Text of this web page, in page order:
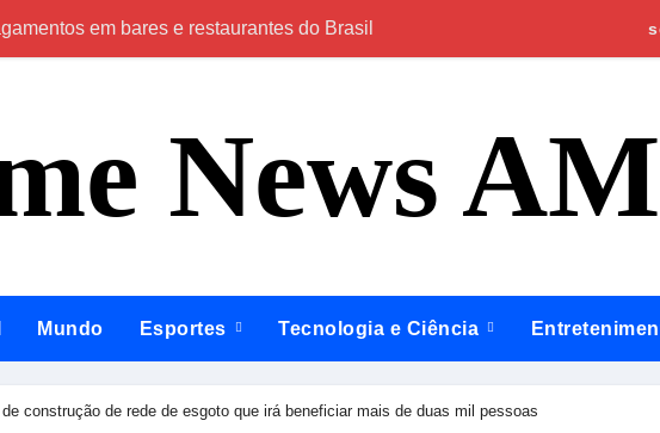
em bares e restaurantes do Brasil Ninguém acerta Mega-Sena;
News AM
Mundo Esportes Tecnologia e Ciência
construção de rede de esgoto que irá beneficiar mais de duas mil pessoas